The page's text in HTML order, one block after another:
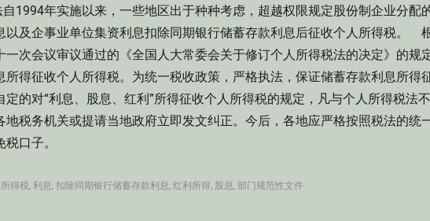
1994年实施以来，一些地区出于种种考虑，超越权限规定股份制企业分配的
以及企事业单位集资利息扣除同期银行储蓄存款利息后征收个人所得税。
一次会议审议通过的《全国人大常委会关于修订个人所得税法的决定》的规
所得征收个人所得税。为统一税收政策，严格执法，保证储蓄存款利息所得
定的对“利息、股息、红利”所得征收个人所得税的规定，凡与个人所得税法不
地税务机关或提请当地政府立即发文纠正。今后，各地应严格按照税法的统
口子。
得税, 利息, 扣除同期银行储蓄存款利息, 红利所得, 股息, 部门规范性文件